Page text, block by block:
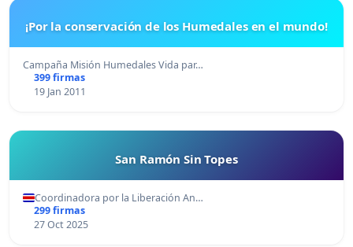
¡Por la conservación de los Humedales en el mundo!
Campaña Misión Humedales Vida par…
399 firmas
19 Jan 2011
San Ramón Sin Topes
Coordinadora por la Liberación An…
299 firmas
27 Oct 2025